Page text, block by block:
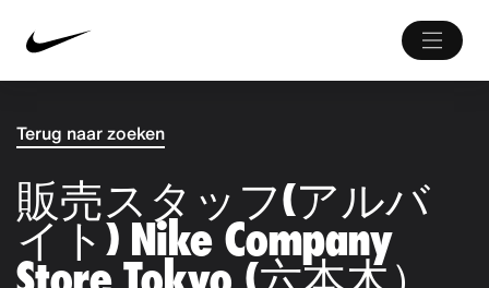
Terug naar zoeken
販売スタッフ(アルバ
イト) Nike Company